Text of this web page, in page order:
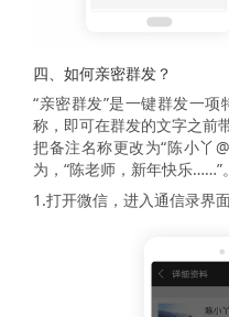
四、如何亲密群发？
“亲密群发”是一键群发一
称，即可在群发的文字之前
把备注名称更改为“陈小丫
为，“陈老师，新年快乐……”
1.打开微信，进入通信录界